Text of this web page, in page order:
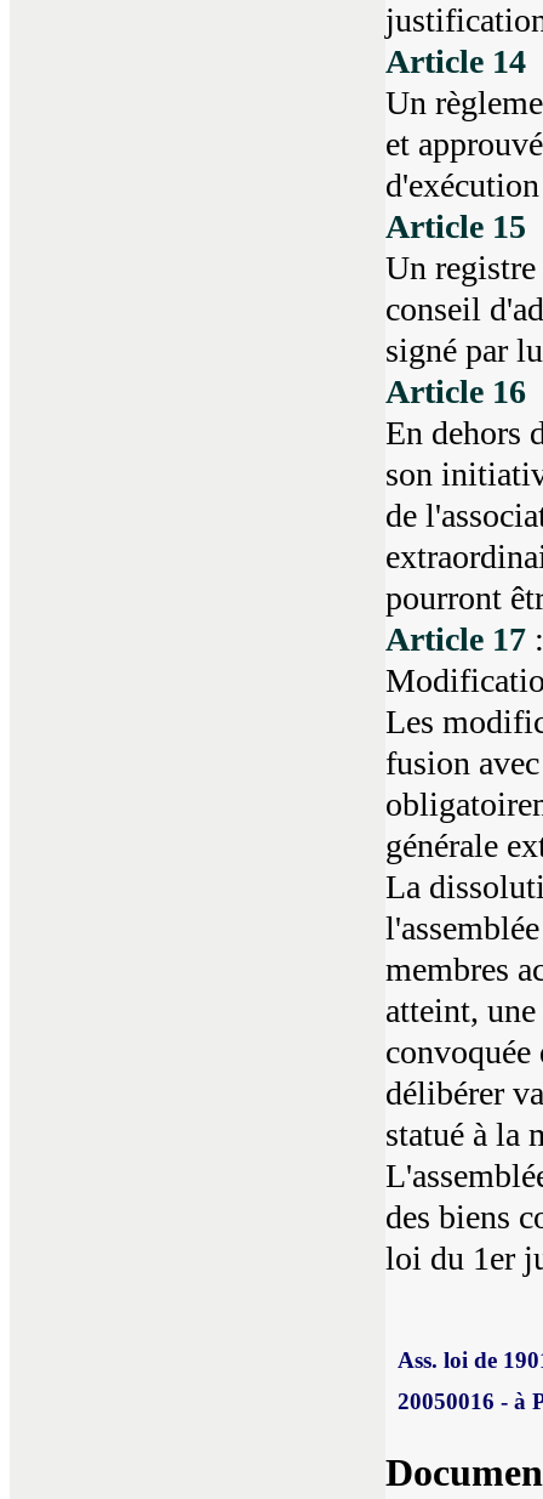
Article 14
Un
et
Article 15
Un registre
conseil
signé par
Article 16
En dehors
son
de
pourront
Article 17 :
Les
fusion
générale
La
membres
atteint, une
délibérer
statué à la
des biens
loi du 1er
Ass. loi de
20050016 - à